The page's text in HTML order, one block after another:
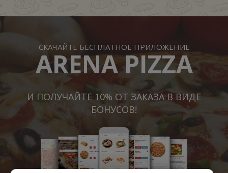
СКАЧАЙТЕ БЕСПЛАТНОЕ ПРИЛОЖЕНИЕ
ARENA PIZZA
И ПОЛУЧАЙТЕ 10% ОТ ЗАКАЗА В ВИДЕ
БОНУСОВ!